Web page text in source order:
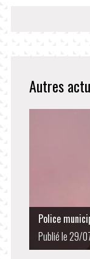
Autres
Police
Publié le 29/